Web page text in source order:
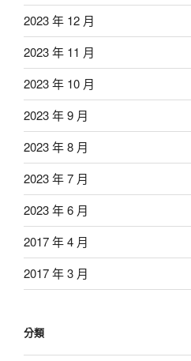
2023 年 12 月
2023 年 11 月
2023 年 10 月
2023 年 9 月
2023 年 8 月
2023 年 7 月
2023 年 6 月
2017 年 4 月
2017 年 3 月
分類